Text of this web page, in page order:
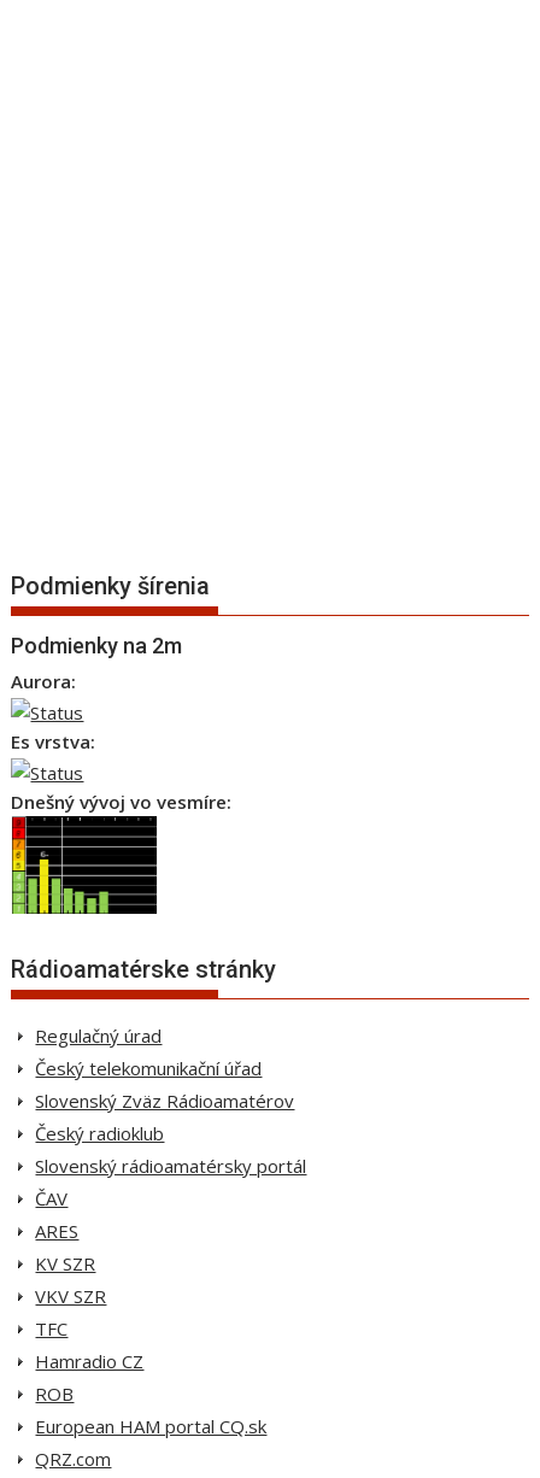
Podmienky šírenia
Podmienky na 2m
Aurora:
Es vrstva:
Dnešný vývoj vo vesmíre:
Rádioamatérske stránky
Regulačný úrad
Český telekomunikační úřad
Slovenský Zväz Rádioamatérov
Český radioklub
Slovenský rádioamatérsky portál
ČAV
ARES
KV SZR
VKV SZR
TFC
Hamradio CZ
ROB
European HAM portal CQ.sk
QRZ.com